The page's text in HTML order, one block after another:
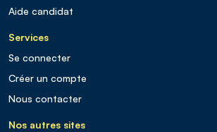
Aide candidat
Services
Se connecter
Créer un compte
Nous contacter
Nos autres sites